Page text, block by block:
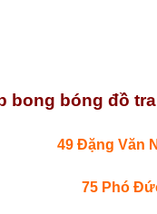
bong bóng đồ
49 Đặng Văn
75 Phó